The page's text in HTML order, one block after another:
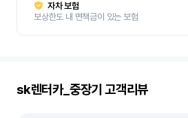
자차 보험
보상한도 내 면책금이 있는 보험
sk렌터카_중장기 고객리뷰